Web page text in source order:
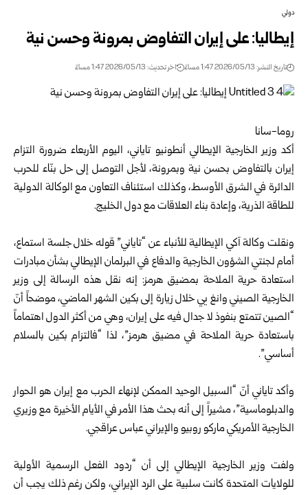
دولي
إيطاليا: على إيران التفاوض بمرونة وحسن نية
تاريخ النشر: 2026/05/13 1:47 مساءً اخر تحديث: 2026/05/13 1:47 مساءً
روما-سانا‏
أكد وزير الخارجية الإيطالي أنطونيو تاياني، اليوم الأربعاء ضرورة التزام
‏إيران بالتفاوض بحسن نية وبمرونة، لأجل التوصل إلى حل بنّاء للحرب
‏الدائرة في الشرق الأوسط، وكذلك استئناف التعاون مع الوكالة الدولية
‏للطاقة الذرية، وإعادة بناء العلاقات مع دول الخليج.‏
ونقلت وكالة آكي الإيطالية للأنباء عن “تاياني” قوله خلال جلسة استماع،
‏أمام لجنتي الشؤون الخارجية والدفاع في البرلمان الإيطالي بشأن مبادرات
‏استعادة حرية الملاحة بمضيق هرمز: إنه نقل هذه الرسالة إلى وزير
‏الخارجية الصيني وانغ يي خلال زيارة إلى بكين الشهر الماضي، موضحاً ‏أنّ
“الصين تتمتع بنفوذ لا جدال فيه على إيران، وهي من أكثر الدول اهتماماً
‏باستعادة حرية الملاحة في مضيق هرمز”، لذا “فالتزام بكين بالسلام
‏أساسي”.‏
وأكد تاياني أنّ “السبيل الوحيد الممكن لإنهاء الحرب مع إيران هو الحوار
‏والدبلوماسية”، مشيراً إلى أنه بحث هذا الأمر في الأيام الأخيرة مع وزيري
‏الخارجية الأمريكي ماركو روبيو والإيراني عباس عراقجي.‏
ولفت وزير الخارجية الإيطالي إلى أن “ردود الفعل الرسمية الأولية
‏للولايات المتحدة كانت سلبية على الرد الإيراني، ولكن رغم ذلك يجب أن